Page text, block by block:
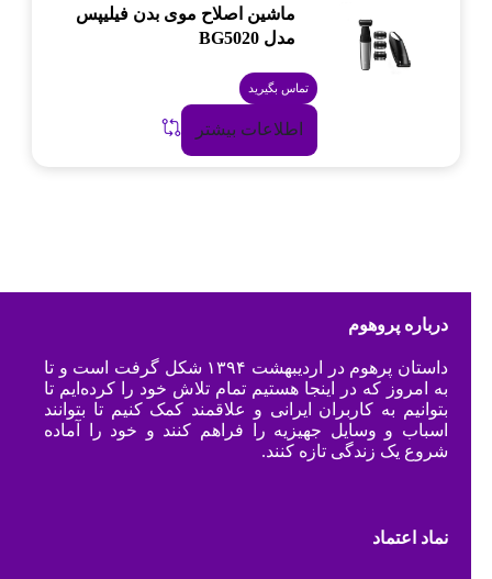
ماشین اصلاح موی بدن فیلیپس
مدل BG5020
تماس بگیرید
اطلاعات بیشتر
درباره پروهوم
داستان پرهوم در اردیبهشت ۱۳۹۴ شکل گرفت است و تا
به امروز که در اینجا هستیم تمام تلاش خود را کرده‌ایم تا
بتوانیم به کاربران ایرانی و علاقمند کمک کنیم تا بتوانند
اسباب و وسایل جهیزیه را فراهم کنند و خود را آماده
شروع یک زندگی تازه کنند.
نماد اعتماد